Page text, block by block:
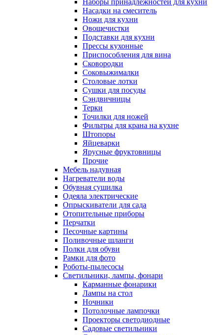
Наборы принадлежностей для кухни
Насадки на смеситель
Ножи для кухни
Овощечистки
Подставки для кухни
Прессы кухонные
Приспособления для вина
Сковородки
Соковыжималки
Столовые лотки
Сушки для посуды
Сэндвичницы
Терки
Точилки для ножей
Фильтры для крана на кухне
Штопоры
Яйцеварки
Ярусные фруктовницы
Прочие
Мебель надувная
Нагреватели воды
Обувная сушилка
Одеяла электрические
Опрыскиватели для сада
Отопительные приборы
Перчатки
Песочные картины
Поливочные шланги
Полки для обуви
Рамки для фото
Роботы-пылесосы
Светильники, лампы, фонари
Карманные фонарики
Лампы на стол
Ночники
Потолочные лампочки
Проекторы светодиодные
Садовые светильники